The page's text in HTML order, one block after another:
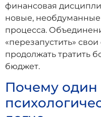
финансовая
новые, необдуманные
процесса.
«перезапустить»
продолжать тратить
бюджет.
Почему один